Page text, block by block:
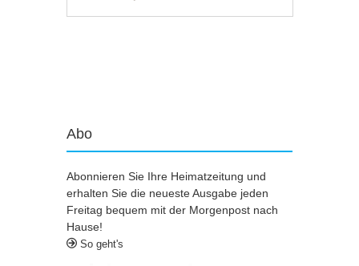
Abo
Abonnieren Sie Ihre Heimatzeitung und
erhalten Sie die neueste Ausgabe jeden
Freitag bequem mit der Morgenpost nach
Hause!
So geht's